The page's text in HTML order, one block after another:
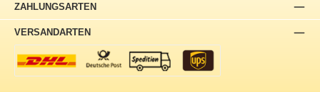
ZAHLUNGSARTEN
VERSANDARTEN